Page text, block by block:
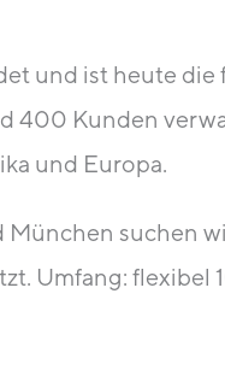
und ist heute
400 Kunden
und Europa.
München
Umfang: